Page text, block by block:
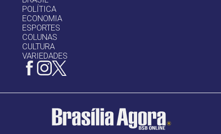
POLÍTICA
ECONOMIA
ESPORTES
COLUNAS
CULTURA
VARIEDADES